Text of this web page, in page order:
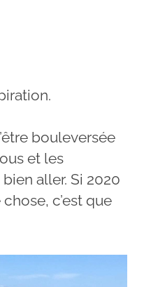
bouleversée
et les
aller. Si 2020
c’est que